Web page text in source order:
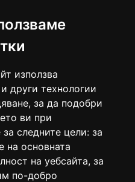
използва
други технологии
за да подобри
ви при
следните цели: за
на основната
на уебсайта, за
по-добро
градината,
как да
в този така